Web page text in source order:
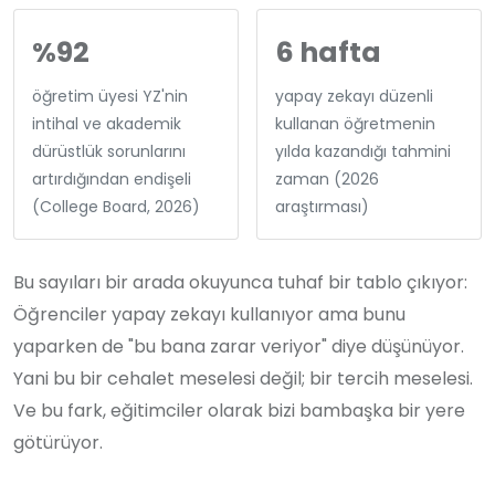
%92
öğretim üyesi YZ'nin
intihal ve akademik
dürüstlük sorunlarını
artırdığından endişeli
(College Board, 2026)
6 hafta
yapay zekayı düzenli
kullanan öğretmenin
yılda kazandığı tahmini
zaman (2026
araştırması)
Bu sayıları bir arada okuyunca tuhaf bir tablo çıkıyor:
Öğrenciler yapay zekayı kullanıyor ama bunu
yaparken de "bu bana zarar veriyor" diye düşünüyor.
Yani bu bir cehalet meselesi değil; bir tercih meselesi.
Ve bu fark, eğitimciler olarak bizi bambaşka bir yere
götürüyor.